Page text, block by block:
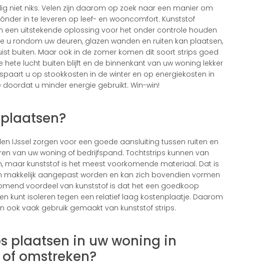
niet niks. Velen zijn daarom op zoek naar een manier om
in te leveren op leef- en wooncomfort. Kunststof
een uitstekende oplossing voor het onder controle houden
u rondom uw deuren, glazen wanden en ruiten kan plaatsen,
buiten. Maar ook in de zomer komen dit soort strips goed
lucht buiten blijft en de binnenkant van uw woning lekker
u op stookkosten in de winter en op energiekosten in
u minder energie gebruikt. Win-win!
IJssel zorgen voor een goede aansluiting tussen ruiten en
van uw woning of bedrijfspand. Tochtstrips kunnen van
maar kunststof is het meest voorkomende materiaal. Dat is
aangepast worden en kan zich bovendien vormen
voordeel van kunststof is dat het een goedkoop
kunt isoleren tegen een relatief laag kostenplaatje. Daarom
ook vaak gebruik gemaakt van kunststof strips.
plaatsen in uw woning in
omstreken?